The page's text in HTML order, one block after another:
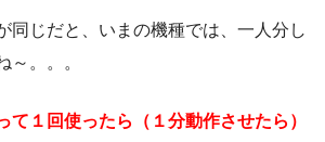
同じだと、いまの機種では、一人分し
～。。。
て１回使ったら（１分動作させたら）